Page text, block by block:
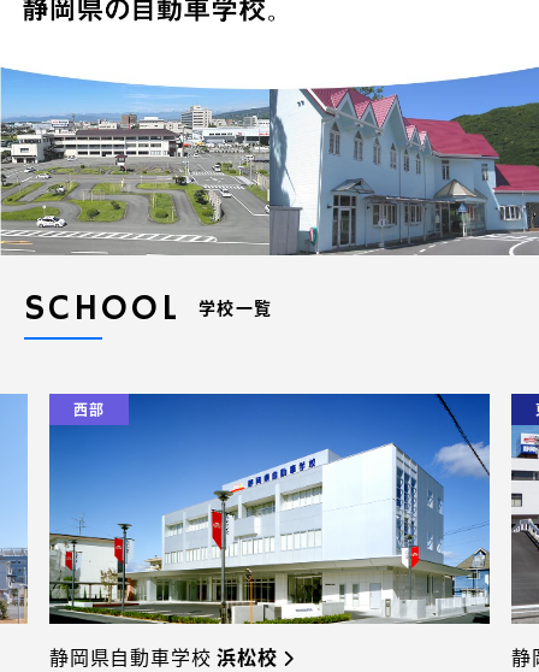
SCHOOL 学校一覧
西部
静岡県自動車学校浜松校 静